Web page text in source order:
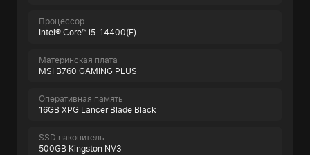
Процессор
Intel® Core™ i5-14400(F)
Материнская плата
MSI B760 GAMING PLUS
Оперативная память
16GB XPG Lancer Blade Black
SSD накопитель
500GB Kingston NV3